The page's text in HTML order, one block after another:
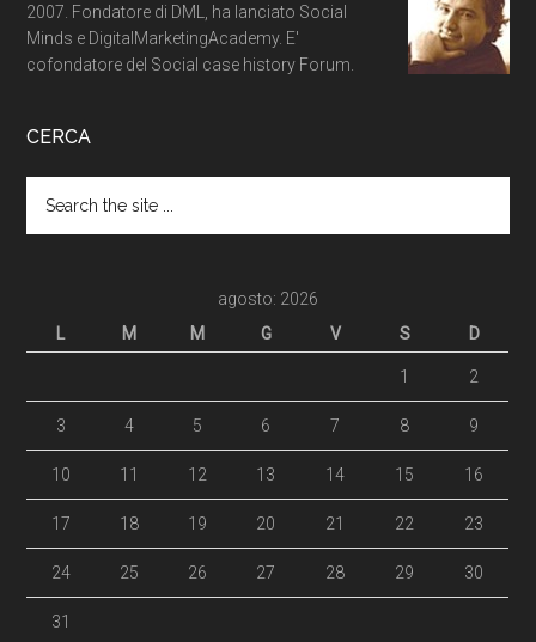
2007. Fondatore di DML, ha lanciato Social
Minds e DigitalMarketingAcademy. E'
cofondatore del Social case history Forum.
CERCA
agosto: 2026
L
M M G V S D
1 2
3 4 5 6 7 8 9
10 11 12 13 14 15 16
17 18 19 20 21 22 23
24 25 26 27 28 29 30
31